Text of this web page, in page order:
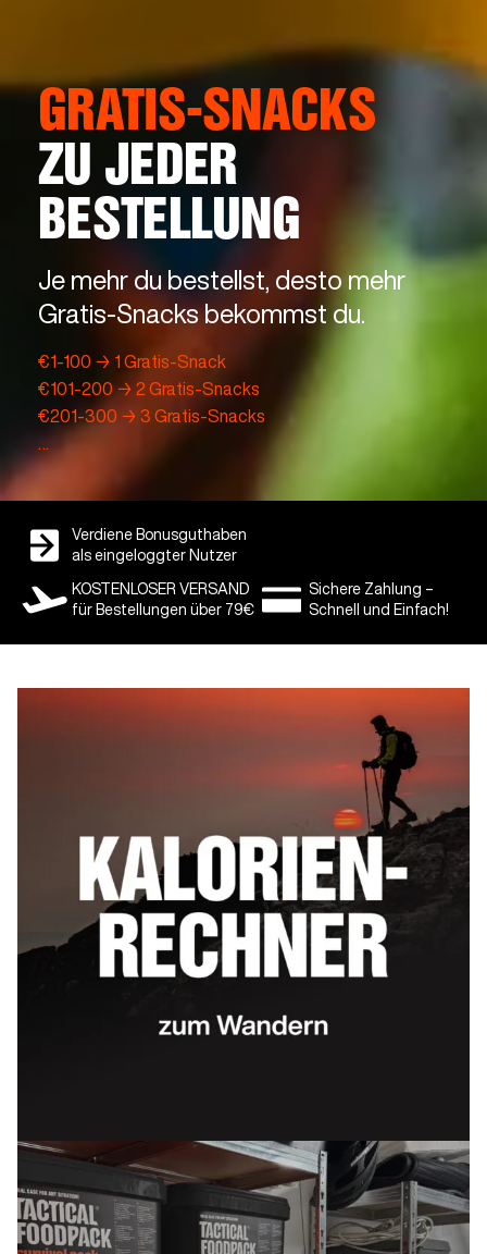
GRATIS-SNACKS
ZU JEDER
BESTELLUNG
Je mehr du bestellst, desto mehr
Gratis-Snacks bekommst du.
€1-100 → 1 Gratis-Snack
€101-200 → 2 Gratis-Snacks
€201-300 → 3 Gratis-Snacks
…
Verdiene Bonusguthaben
als eingeloggter Nutzer
KOSTENLOSER VERSAND
für Bestellungen über 79€
Sichere Zahlung –
Schnell und Einfach!